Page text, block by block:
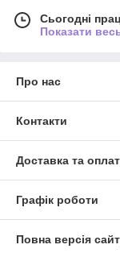
Сьогодні
Показати
Про нас
Контакти
Доставка та
Графік роботи
Повна версія